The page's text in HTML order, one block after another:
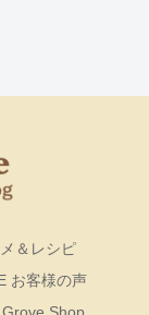
＆レシピ
お客様の声